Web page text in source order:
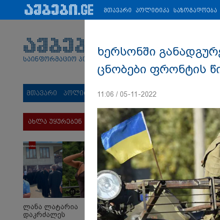
პარტნიორები: ახალი ამბები ეკონომიკა ვიდეო
საინფორმაციო პორტალი
მთავარი პოლიტიკა საზოგადოება
ახლა უყურებენ
ლანა ლატარია
დაკრძალეს
მთავარი პოლიტიკა საზოგადოება
ხერსონში
ცნობები ფრონტის
11:06 / 05-11-2022